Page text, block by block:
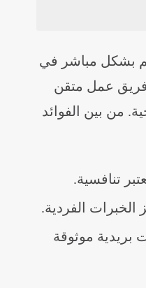
بشكل مباشر في
عمل متقن
من بين الفوائد
تنافسية.
الفردية.
موثوقة